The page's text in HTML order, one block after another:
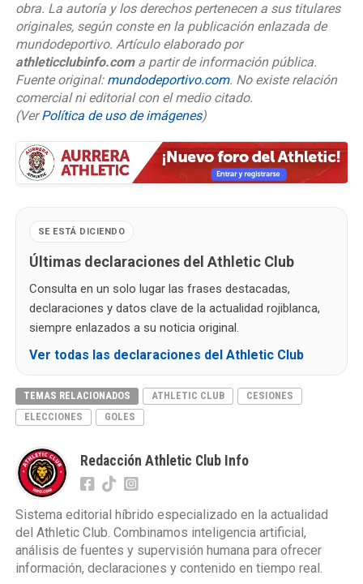
obra. La autoría y los derechos pertenecen a sus titulares
originales, según conste en la publicación enlazada de
mundodeportivo. Artículo elaborado por
athleticclubinfo.coma partir de información pública.
Fuente original: mundodeportivo.com. No existe relación
comercial ni editorial con el medio citado.
(VerPolítica de uso de imágenes)
SE ESTÁ DICIENDO
Últimas declaraciones del Athletic Club
Consulta en un solo lugar las frases destacadas,
declaraciones y datos clave de la actualidad rojiblanca,
siempre enlazados a su noticia original.
Ver todas las declaraciones del Athletic Club
TEMAS RELACIONADOS ATHLETIC CLUB
CESIONES
ELECCIONES
GOLES
Redacción Athletic Club Info
Sistema editorial híbrido especializado en la actualidad
del Athletic Club. Combinamos inteligencia artificial,
análisis de fuentes y supervisión humana para ofrecer
información, declaraciones y contenido en tiempo real.